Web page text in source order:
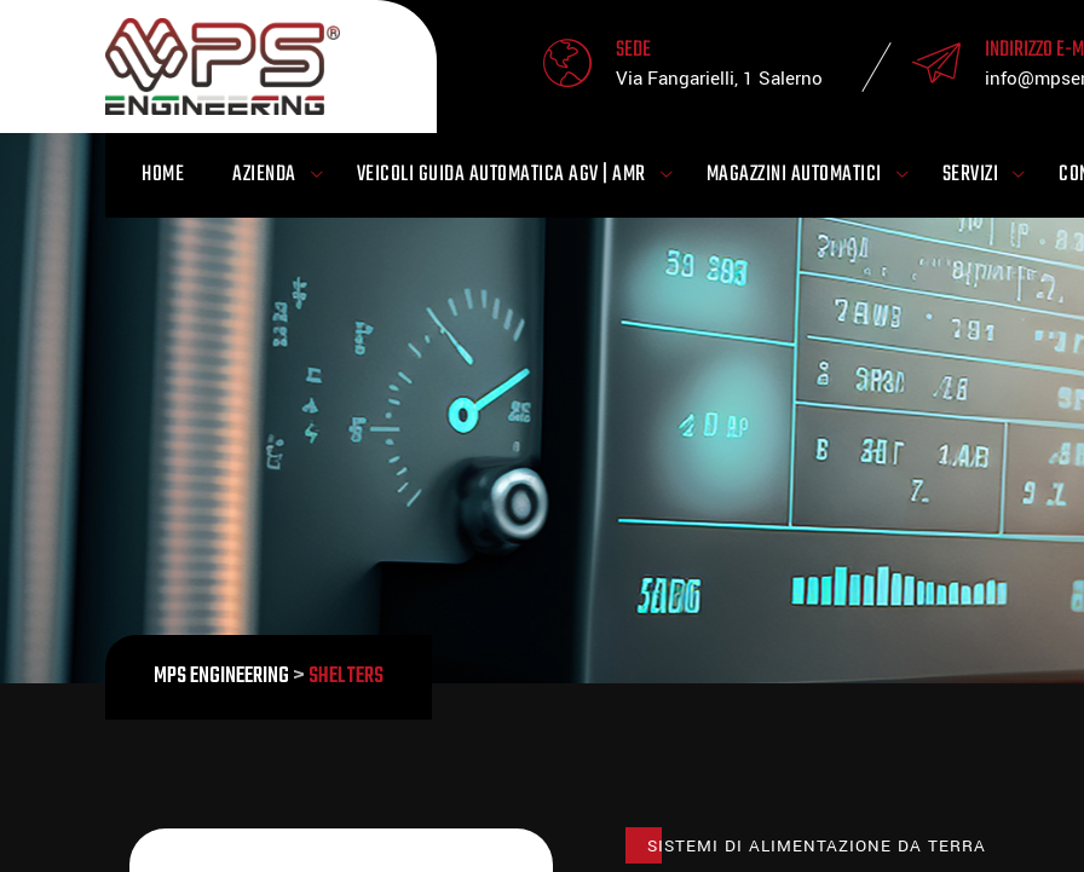
SEDE
Via Fangarielli, 1 Salerno
INDIRIZZO E-
HOME AZIENDA VEICOLI GUIDA AUTOMATICA AGV | AMR MAGAZZINI AUTOMATICI SERVIZI
MPS ENGINEERING>SHELTERS
SISTEMI DI ALIMENTAZIONE DA TERRA